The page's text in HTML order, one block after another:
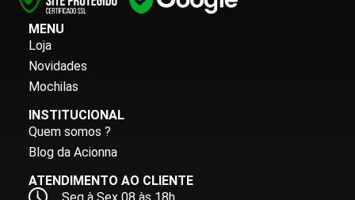
MENU
Loja
Novidades
Mochilas
INSTITUCIONAL
Quem somos ?
Blog da Acionna
ATENDIMENTO AO CLIENTE
Seg à Sex 08 às 18h